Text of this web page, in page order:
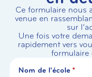
Ce formulaire nous
venue en
sur
Une fois votre
rapidement vers
formulaire
Nom de l'école *